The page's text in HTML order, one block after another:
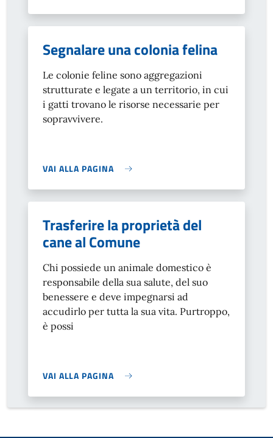
Segnalare una colonia felina
Le colonie feline sono aggregazioni
strutturate e legate a un territorio, in cui
i gatti trovano le risorse necessarie per
sopravvivere.
VAI ALLA PAGINA
Trasferire la proprietà del
cane al Comune
Chi possiede un animale domestico è
responsabile della sua salute, del suo
benessere e deve impegnarsi ad
accudirlo per tutta la sua vita. Purtroppo,
è possi
VAI ALLA PAGINA